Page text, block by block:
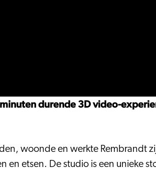
durende 3D video-
woonde en werkte Rembrandt
etsen. De studio is een unieke